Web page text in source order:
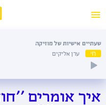
שעתיים אישיות של מוזיקה
חי ערן אליקים
איך אומרים